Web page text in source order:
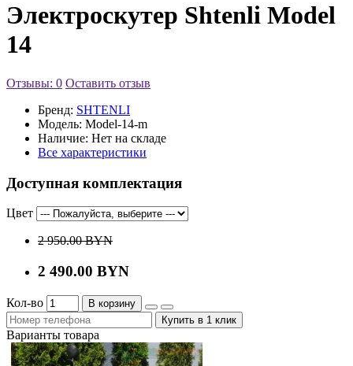
Электроскутер Shtenli Model
14
Отзывы: 0 Оставить отзыв
Бренд: SHTENLI
Модель: Model-14-m
Наличие: Нет на складе
Все характеристики
Доступная комплектация
Цвет
2 950.00 BYN
2 490.00 BYN
Кол-во
В корзину
Купить в 1 клик
Варианты товара